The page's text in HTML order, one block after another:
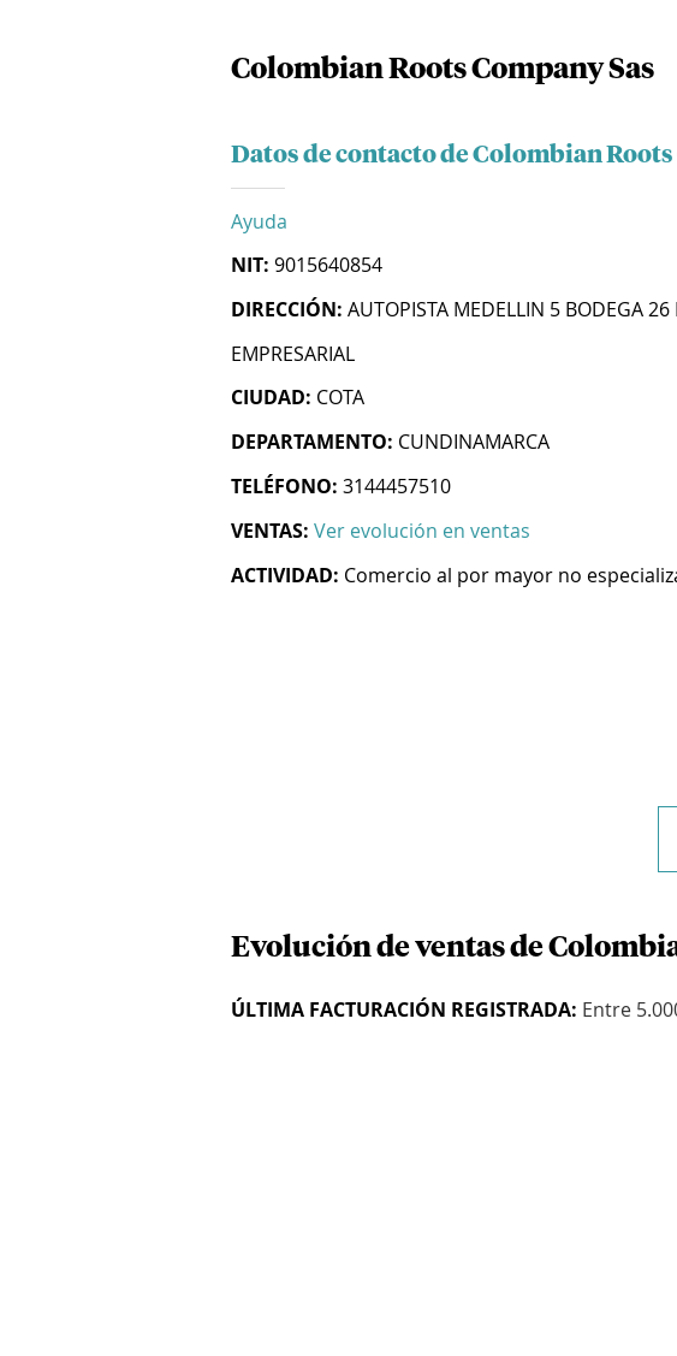
Colombian Roots Company Sas
Datos de contacto de Colombian Roots
Ayuda
NIT: 9015640854
DIRECCIÓN: AUTOPISTA MEDELLIN 5 BODEGA
EMPRESARIAL
CIUDAD: COTA
DEPARTAMENTO: CUNDINAMARCA
TELÉFONO: 3144457510
VENTAS: Ver evolución en ventas
ACTIVIDAD: Comercio al por mayor no
Evolución de ventas de
ÚLTIMA FACTURACIÓN REGISTRADA: Entre